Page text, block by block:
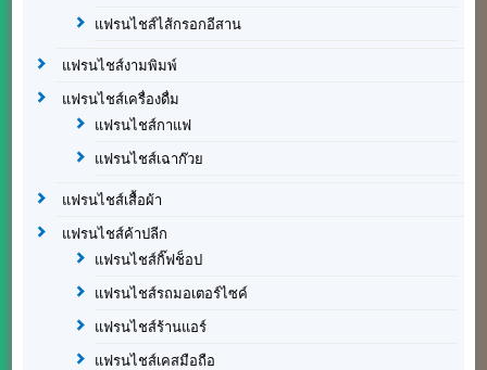
แฟรนไชส์ไส้กรอกอีสาน
แฟรนไชส์งามพิมพ์
แฟรนไชส์เครื่องดื่ม
แฟรนไชส์กาแฟ
แฟรนไชส์เฉาก๊วย
แฟรนไชส์เสื้อผ้า
แฟรนไชส์ค้าปลีก
แฟรนไชส์กิ๊ฟช็อป
แฟรนไชส์รถมอเตอร์ไซค์
แฟรนไชส์ร้านแอร์
แฟรนไชส์เคสมือถือ